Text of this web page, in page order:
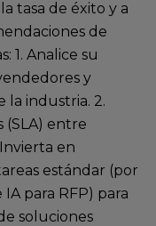
tasa de éxito y a
de
1. Analice su
y
la industria. 2.
(SLA) entre
en
estándar (por
para RFP) para
soluciones